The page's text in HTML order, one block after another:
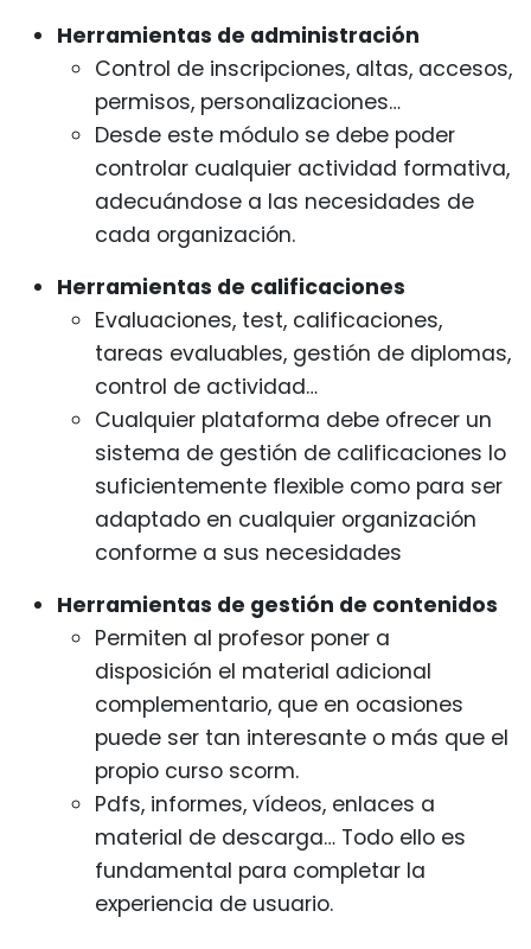
Herramientas de administración
Control de inscripciones, altas, accesos,
permisos, personalizaciones…
Desde este módulo se debe poder
controlar cualquier actividad formativa,
adecuándose a las necesidades de
cada organización.
Herramientas de calificaciones
Evaluaciones, test, calificaciones,
tareas evaluables, gestión de diplomas,
control de actividad…
Cualquier plataforma debe ofrecer un
sistema de gestión de calificaciones lo
suficientemente flexible como para ser
adaptado en cualquier organización
conforme a sus necesidades
Herramientas de gestión de contenidos
Permiten al profesor poner a
disposición el material adicional
complementario, que en ocasiones
puede ser tan interesante o más que el
propio curso scorm.
Pdfs, informes, vídeos, enlaces a
material de descarga… Todo ello es
fundamental para completar la
experiencia de usuario.